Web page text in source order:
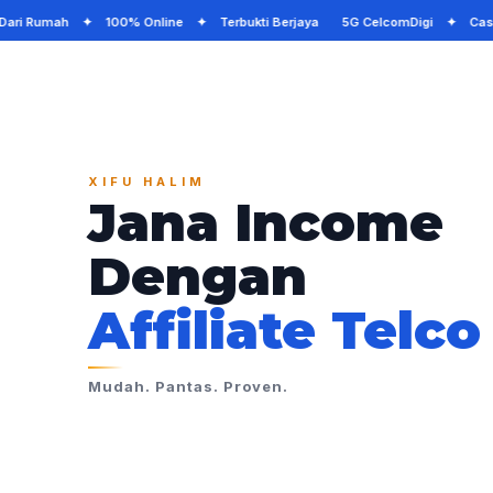
Rumah ✦ 100% Online ✦ Terbukti Berjaya 5G CelcomDigi ✦
XIFU HALIM
Jana Income
Dengan
Affiliate Telco
Mudah. Pantas. Proven.